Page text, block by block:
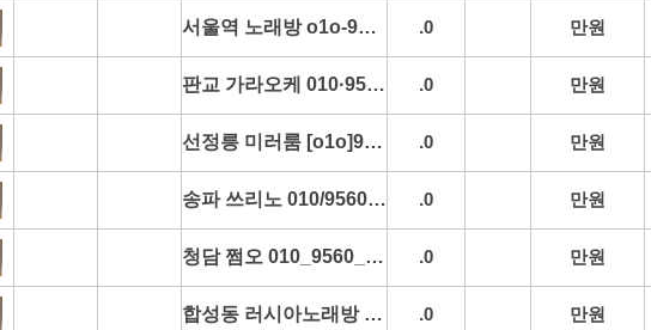
서울역 노래방 o1o-9560-4285 서울역노래방 후암동노래방 남대문시장노래방 회현동노래방 평일문의 .0 만원
판교 가라오케 010·9560·4285 판교역가라오케 분당가라오케 정자가라오케 판교미러룸 초이스정보 .0 만원
선정릉 미러룸 [o1o]9560-4285 선정릉역미러룸 테헤란로미러룸 삼성동미러룸 역삼동미러룸 시세문의 .0 만원
송파 쓰리노 010/9560/4285 송파역쓰리노 가락시장쓰리노 송파동쓰리노 잠실동쓰리노 실시간문의 .0 만원
청담 쩜오 010_9560_4285 청담역쩜오 논현동쩜오 가로수길쩜오 청담동쩜오 위치안내 .0 만원
합성동 러시아노래방 O1O 4493 4285 용호동러시아노래방 팔용동러시아노래방 명서동러시아노래방 중앙동러시아노래방 실시간문의 .0 만원